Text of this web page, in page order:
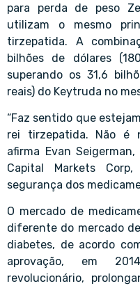
para perda de peso
utilizam o mesmo
tirzepatida. A
bilhões de dólares
superando os 31,6
reais) do Keytruda no
“Faz sentido que
rei tirzepatida. Não é
afirma Evan
Capital Markets
segurança dos
O mercado de
diferente do mercado
diabetes, de acordo
aprovação, em
revolucionário,